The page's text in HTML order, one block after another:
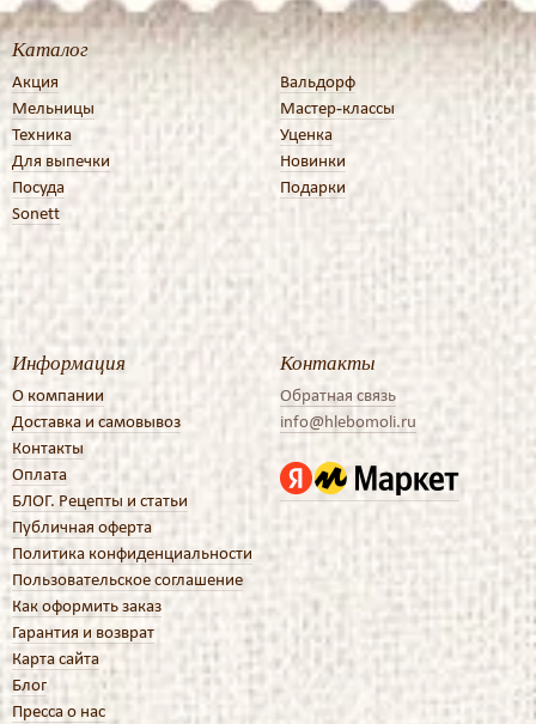
Каталог
Акция
Мельницы
Техника
Для выпечки
Посуда
Sonett
Вальдорф
Мастер-классы
Уценка
Новинки
Подарки
Информация
О компании
Доставка и самовывоз
Контакты
Оплата
БЛОГ. Рецепты и статьи
Публичная оферта
Политика конфиденциальности
Пользовательское соглашение
Как оформить заказ
Гарантия и возврат
Карта сайта
Блог
Пресса о нас
Контакты
Обратная связь
info@hlebomoli.ru